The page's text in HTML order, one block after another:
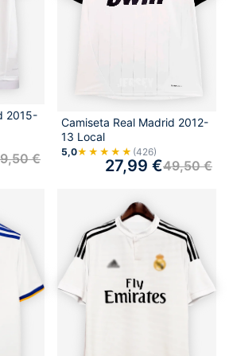
2015-
€
Camiseta Real Madrid 2012-
13 Local
5,0★★★★★ (426)
49,50€
27,99 €